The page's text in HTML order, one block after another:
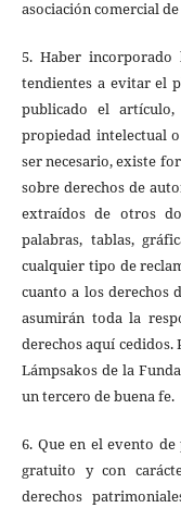
asociación comercial
5. Haber
tendientes a evitar el
publicado el
propiedad intelectual
ser necesario, existe
sobre derechos de
extraídos de otros
palabras, tablas,
cualquier tipo de
cuanto a los derechos
asumirán toda la
derechos aquí
Lámpsakos de la
un tercero de buena fe.
6. Que en el evento
gratuito y con
derechos